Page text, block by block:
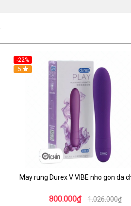
-22%
Hot
5
May rung Durex V VIBE nho gon da
800.000₫ 1.026.000₫